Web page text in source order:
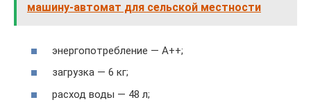
машину-автомат для сельской местности
энергопотребление — A++;
загрузка — 6 кг;
расход воды — 48 л;